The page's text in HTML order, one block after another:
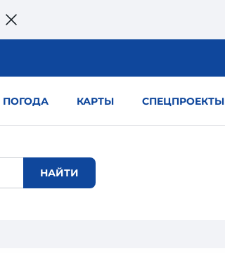
ПОГОДА КАРТЫ СПЕЦПРОЕКТЫ